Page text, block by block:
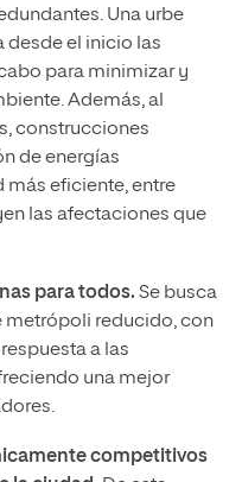
Una urbe
el inicio las
para minimizar y
Además, al
construcciones
de energías
más eficiente, entre
las afectaciones que
para todos. Se busca
metrópoli reducido, con
a las
una mejor
competitivos